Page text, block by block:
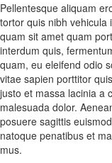
Pellentesque aliquam
tortor quis nibh vehicula
quam sit amet quam
interdum quis,
quam, eu eleifend odio
vitae sapien porttitor
justo et massa lacinia a
malesuada dolor.
posuere sagittis
natoque penatibus et
mus.